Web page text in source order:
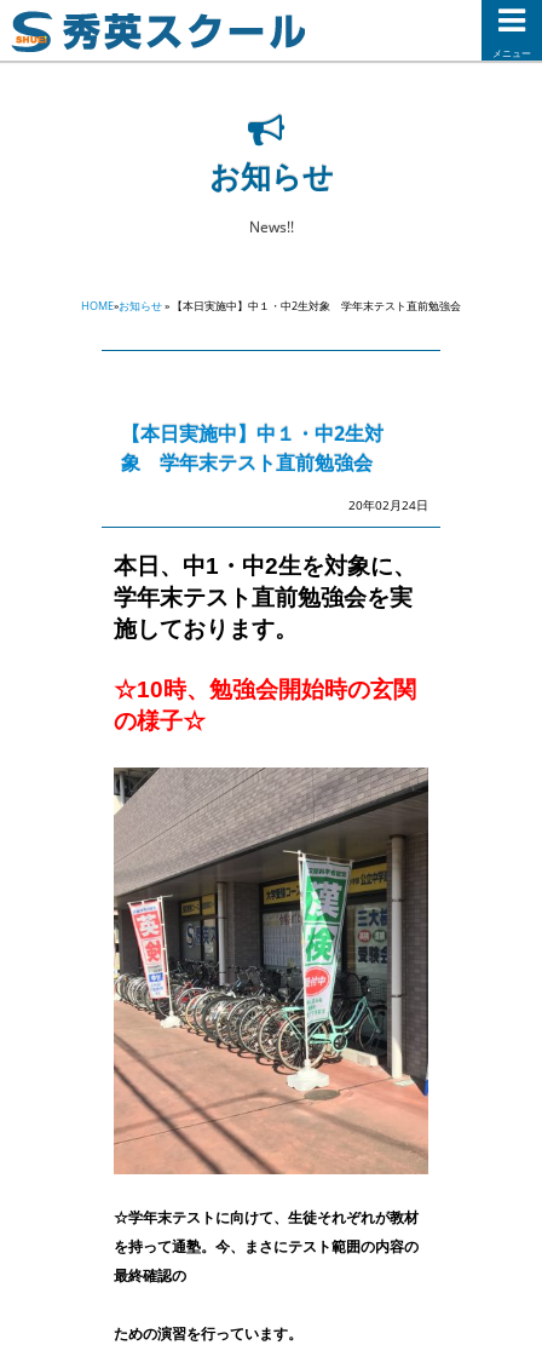
メニュー
お知らせ
News!!
HOME»お知らせ» 【本日実施中】中１・中2生対象 学年末テスト直前勉強会
【本日実施中】中１・中2生対
象 学年末テスト直前勉強会
20年02月24日
本日、中1・中2生を対象に、
学年末テスト直前勉強会を実
施しております。
☆10時、勉強会開始時の玄関
の様子☆
☆学年末テストに向けて、生徒それぞれが教材
を持って通塾。今、まさにテスト範囲の内容の
最終確認の
ための演習を行っています。